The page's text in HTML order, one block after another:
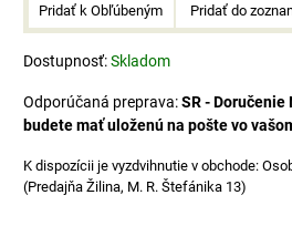
Pridať k Obľúbeným Pridať do
Dostupnosť:Skladom
SR - Doručenie
budete mať uloženú na pošte vo
(Predajňa Žilina, M. R. Štefánika 13)